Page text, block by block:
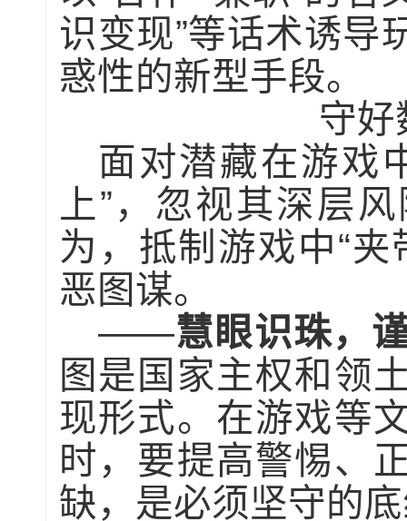
识变现”等话术诱导
惑性的新型手段。
守好
面对潜藏在游戏
上”，忽视其深层
为，抵制游戏中“
恶图谋。
——慧眼识珠，
图是国家主权和领
现形式。在游戏等
时，要提高警惕、
缺，是必须坚守的